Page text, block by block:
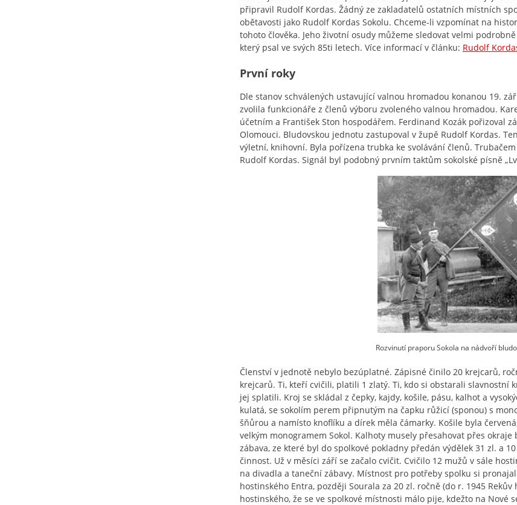
připravil Rudolf Kordas. Žádný ze zakladatelů ostatních místních
obětavosti jako Rudolf Kordas Sokolu. Chceme-li vzpomínat na
tohoto člověka. Jeho životní osudy můžeme sledovat velmi
který psal ve svých 85ti letech. Více informací v článku: Rudolf
První roky
Dle stanov schválených ustavující valnou hromadou konanou 19.
zvolila funkcionáře z členů výboru zvoleného valnou hromadou.
účetním a František Ston hospodářem. Ferdinand Kozák pořizoval
Olomouci. Bludovskou jednotu zastupoval v župě Rudolf Kordas.
výletní, knihovní. Byla pořízena trubka ke svolávání členů.
Rudolf Kordas. Signál byl podobný prvním taktům sokolské písně
Rozvinutí praporu Sokola na nádvoří
Členství v jednotě nebylo bezúplatné. Zápisné činilo 20 krejcarů,
krejcarů. Ti, kteří cvičili, platili 1 zlatý. Ti, kdo si obstarali
jej splatili. Kroj se skládal z čepky, kajdy, košile, pásu, kalhot a
kulatá, se sokolím perem připnutým na čapku růžicí (sponou) s
šňůrou a namísto knoflíku a dírek měla čámarky. Košile byla
velkým monogramem Sokol. Kalhoty musely přesahovat přes
zábava, ze které byl do spolkové pokladny předán výdělek 31 zl. a
činnost. Už v měsíci září se začalo cvičit. Cvičilo 12 mužů v sále
na divadla a taneční zábavy. Místnost pro potřeby spolku si
hostinského Entra, později Sourala za 20 zl. ročně (do r. 1945
hostinského, že se ve spolkové místnosti málo pije, kdežto na